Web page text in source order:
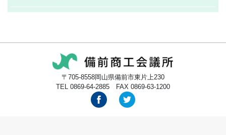
〒705-8558岡山県備前市東片上230
TEL 0869-64-2885 FAX 0869-63-1200